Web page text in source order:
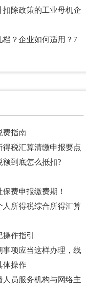
扣除政策的工业母机企
档？企业如何适用？7
费指南
得税汇算清缴申报要点
到底怎么抵扣?
费申报缴费期！
人所得税综合所得汇算
作指引
事项应当这样办理，线
体操作
人员服务机构与网络主